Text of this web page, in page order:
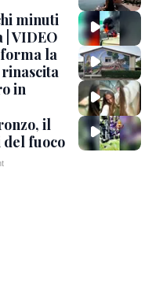
minuti
| VIDEO
la
in
il
fuoco